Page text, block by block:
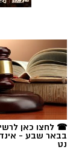
☎ לחצו כאן
בבאר שבע -
נט